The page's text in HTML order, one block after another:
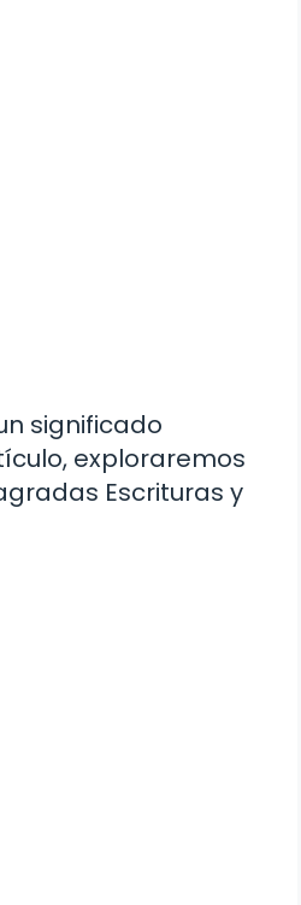
significado
exploraremos
Escrituras y